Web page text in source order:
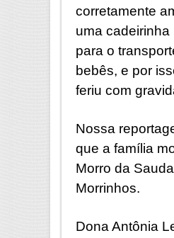
corretamente
uma cadeirinha
para o
bebês, e por
feriu com
Nossa
que a família
Morro da
Morrinhos.
Dona Antônia